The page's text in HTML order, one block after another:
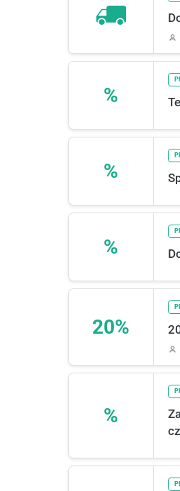
%
%
%
20%
%